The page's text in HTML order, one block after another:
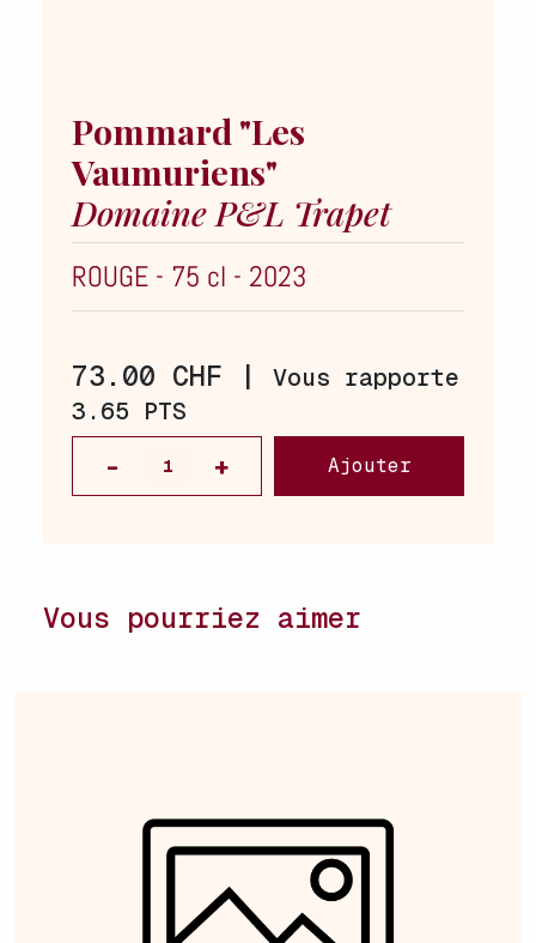
Pommard "Les
Vaumuriens"
Domaine P&L Trapet
ROUGE - 75 cl - 2023
73.00 CHF | Vous rapporte
3.65 PTS
Ajouter
Vous pourriez aimer